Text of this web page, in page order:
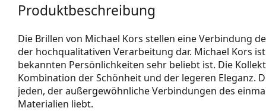
Produktbeschreibung
Die Brillen von Michael Kors stellen eine Verbindung
der hochqualitativen Verarbeitung dar. Michael Kors
bekannten Persönlichkeiten sehr beliebt ist. Die
Kombination der Schönheit und der legeren Eleganz.
jeden, der außergewöhnliche Verbindungen des
Materialien liebt.